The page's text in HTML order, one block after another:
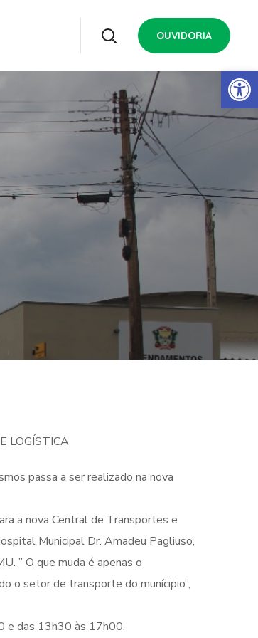
OUVIDORIA
LOGÍSTICA
passa a ser realizado na nova
a nova Central de Transportes e
Municipal Dr. Amadeu Pagliuso,
” O que muda é apenas o
o setor de transporte do munícipio”,
e das 13h30 às 17h00.